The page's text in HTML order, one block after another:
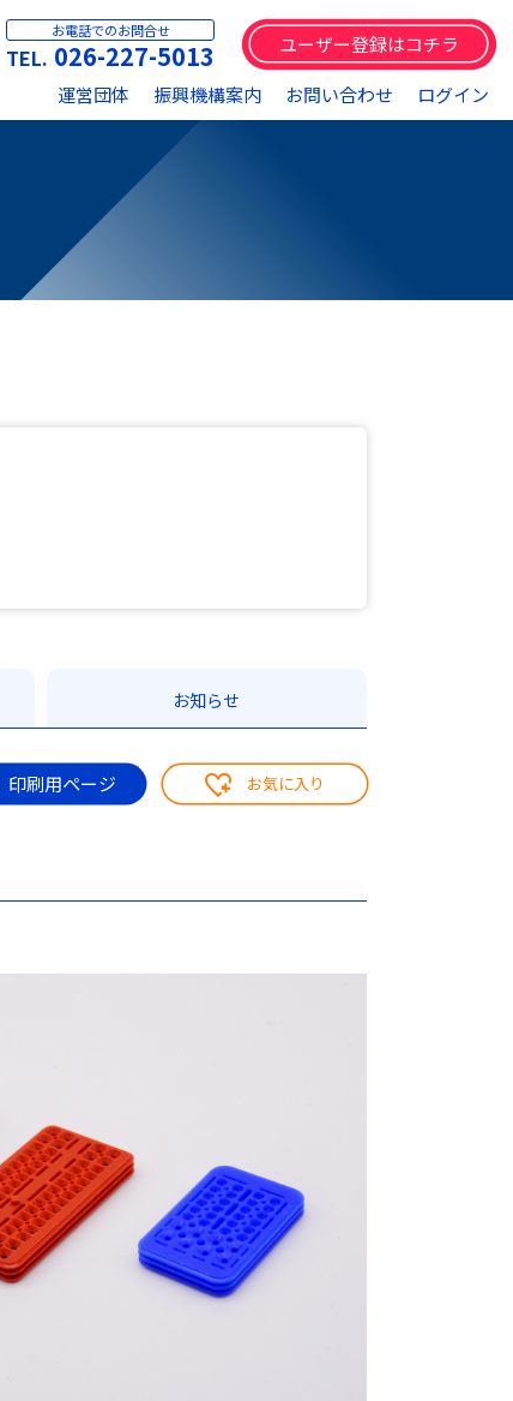
運営団体 振興機構案内 お問い合わせ ログイン
お電話でのお問合せ
026-227-5013 ユーザー登録はコチラ
お知らせ
印刷用ページ お気に入り